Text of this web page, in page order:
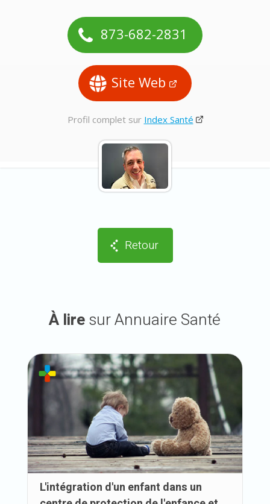
873-682-2831
Site Web
Profil complet sur Index Santé
Retour
À liresur Annuaire Santé
L'intégration d'un enfant dans un